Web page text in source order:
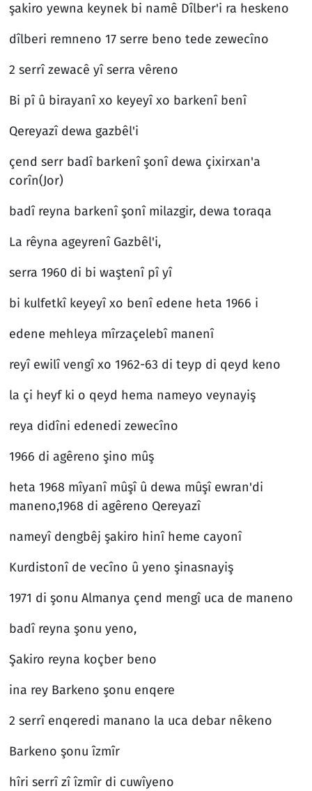
şakiro yewna keynek bi namê Dîlber'i ra heskeno
dîlberi remneno 17 serre beno tede zewecîno
2 serrî zewacê yî serra vêreno
Bi pî û birayanî xo keyeyî xo barkenî benî
Qereyazî dewa gazbêl'i
çend serr badî barkenî şonî dewa çixirxan'a
corîn(Jor)
badî reyna barkenî şonî milazgir, dewa toraqa
La rêyna ageyrenî Gazbêl'i,
serra 1960 di bi waştenî pî yî
bi kulfetkî keyeyî xo benî edene heta 1966 i
edene mehleya mîrzaçelebî manenî
reyî ewilî vengî xo 1962-63 di teyp di qeyd keno
la çi heyf ki o qeyd hema nameyo veynayiş
reya didîni edenedi zewecîno
1966 di agêreno şino mûş
heta 1968 mîyanî mûşî û dewa mûşî ewran'di
maneno,1968 di agêreno Qereyazî
nameyî dengbêj şakiro hinî heme cayonî
Kurdistonî de vecîno û yeno şinasnayiş
1971 di şonu Almanya çend mengî uca de maneno
badî reyna şonu yeno,
Şakiro reyna koçber beno
ina rey Barkeno şonu enqere
2 serrî enqeredi manano la uca debar nêkeno
Barkeno şonu îzmîr
hîri serrî zî îzmîr di cuwîyeno